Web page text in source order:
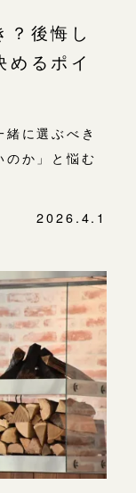
後悔し
めるポイ
に選ぶべき
のか」と悩む
2026.4.1